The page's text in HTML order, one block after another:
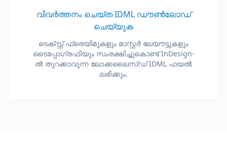
വിവർത്തനം ചെയ്ത IDML ഡൗൺലോഡ്
ചെയ്യുക
ടെക്സ്റ്റ് ഫ്രെയിമുകളും മാസ്റ്റർ ലേയൗട്ടുകളും
ടൈപ്പോഗ്രഫിയും സംരക്ഷിച്ചുകൊണ്ട് InDesign-
ൽ തുറക്കാവുന്ന ലോക്കലൈസ്ഡ് IDML ഫയൽ
ലഭിക്കും.